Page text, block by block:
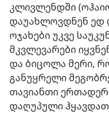
კლივლენდში
დაუახლოვდნენ ედ
ოჯახები უკვე
მკვლევარები
და ბიცოლა მერი,
განუყრელი
თავიანთი
დაღუპული